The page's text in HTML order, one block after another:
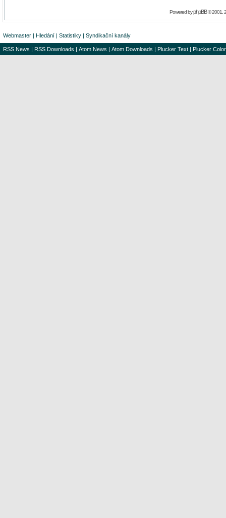
Powered byphpBB© 2001,
Webmaster | Hledání | Statistiky | Syndikační kanály
RSS News | RSS Downloads | Atom News | Atom Downloads | Plucker Text | Plucker Color